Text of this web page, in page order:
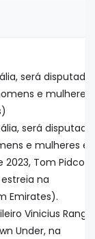
será disputada
e mulheres
será disputada
e mulheres e
Tom Pidcock
na
Emirates).
Vinicius
Under, na